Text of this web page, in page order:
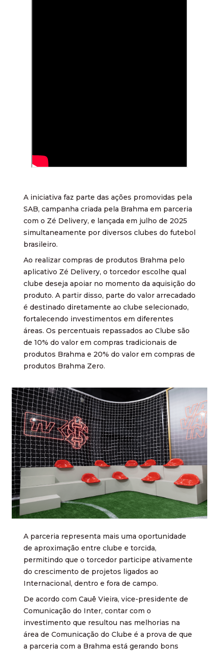
A iniciativa faz parte das ações promovidas pela
SAB, campanha criada pela Brahma em parceria
com o Zé Delivery, e lançada em julho de 2025
simultaneamente por diversos clubes do futebol
brasileiro.
Ao realizar compras de produtos Brahma pelo
aplicativo Zé Delivery, o torcedor escolhe qual
clube deseja apoiar no momento da aquisição do
produto. A partir disso, parte do valor arrecadado
é destinado diretamente ao clube selecionado,
fortalecendo investimentos em diferentes
áreas. Os percentuais repassados ao Clube são
de 10% do valor em compras tradicionais de
produtos Brahma e 20% do valor em compras de
produtos Brahma Zero.
A parceria representa mais uma oportunidade
de aproximação entre clube e torcida,
permitindo que o torcedor participe ativamente
do crescimento de projetos ligados ao
Internacional, dentro e fora de campo.
De acordo com Cauê Vieira, vice-presidente de
Comunicação do Inter, contar com o
investimento que resultou nas melhorias na
área de Comunicação do Clube é a prova de que
a parceria com a Brahma está gerando bons